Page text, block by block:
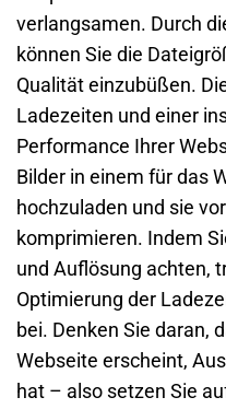
verlangsamen. Durch
können Sie die
Qualität einzubüßen.
Ladezeiten und einer
Performance Ihrer
Bilder in einem für das
hochzuladen und sie
komprimieren. Indem
und Auflösung achten,
Optimierung der
bei. Denken Sie daran,
Webseite erscheint,
hat – also setzen Sie